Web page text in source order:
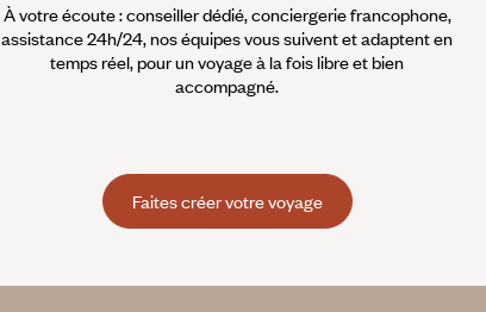
À votre écoute : conseiller dédié, conciergerie francophone,
assistance 24h/24, nos équipes vous suivent et adaptent en
temps réel, pour un voyage à la fois libre et bien
accompagné.
Faites créer votre voyage